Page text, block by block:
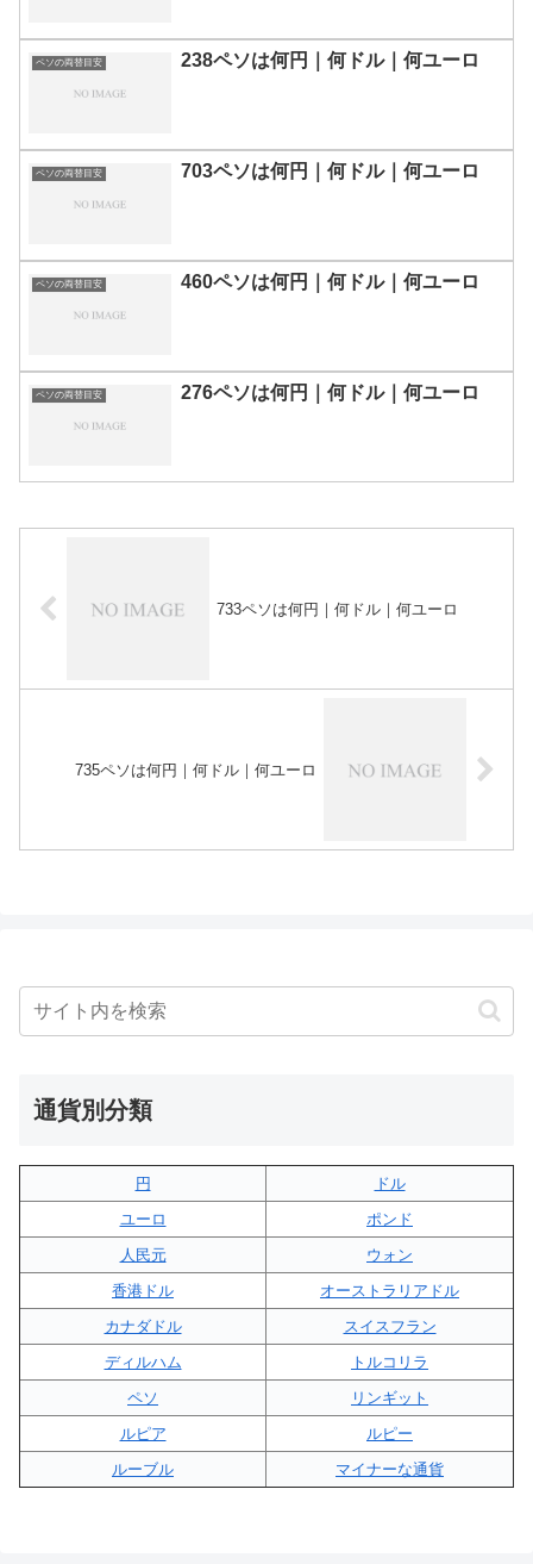
ペソの両替目安 238ペソは何円｜何ドル｜何ユーロ
ペソの両替目安 703ペソは何円｜何ドル｜何ユーロ
ペソの両替目安 460ペソは何円｜何ドル｜何ユーロ
ペソの両替目安 276ペソは何円｜何ドル｜何ユーロ
733ペソは何円｜何ドル｜何ユーロ
735ペソは何円｜何ドル｜何ユーロ
通貨別分類
円
ドル
ユーロ
ポンド
人民元
ウォン
香港ドル
オーストラリアドル
カナダドル
スイスフラン
ディルハム
トルコリラ
ペソ
リンギット
ルピア
ルピー
ルーブル
マイナーな通貨